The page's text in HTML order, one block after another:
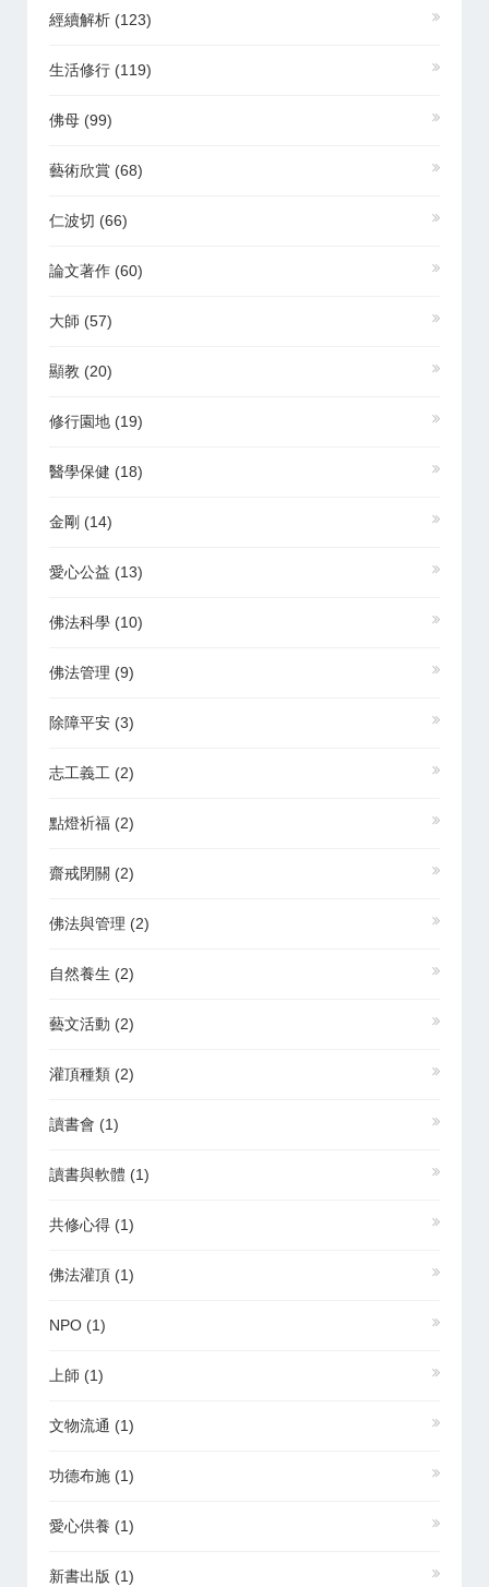
經續解析 (123)
生活修行 (119)
佛母 (99)
藝術欣賞 (68)
仁波切 (66)
論文著作 (60)
大師 (57)
顯教 (20)
修行園地 (19)
醫學保健 (18)
金剛 (14)
愛心公益 (13)
佛法科學 (10)
佛法管理 (9)
除障平安 (3)
志工義工 (2)
點燈祈福 (2)
齋戒閉關 (2)
佛法與管理 (2)
自然養生 (2)
藝文活動 (2)
灌頂種類 (2)
讀書會 (1)
讀書與軟體 (1)
共修心得 (1)
佛法灌頂 (1)
NPO (1)
上師 (1)
文物流通 (1)
功德布施 (1)
愛心供養 (1)
新書出版 (1)